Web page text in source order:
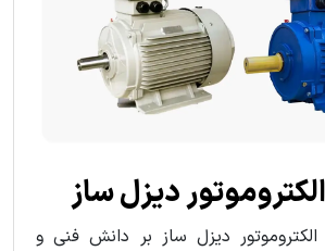
دیزل ساز
دیزل ساز بر دانش فنی و